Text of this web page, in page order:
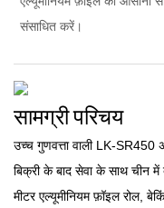
संसाधित करें।
सामग्री परिचय
उच्च गुणवत्ता वाली LK-SR450
बिक्री के बाद सेवा के साथ चीन
मीटर एल्यूमीनियम फ़ॉइल रोल,